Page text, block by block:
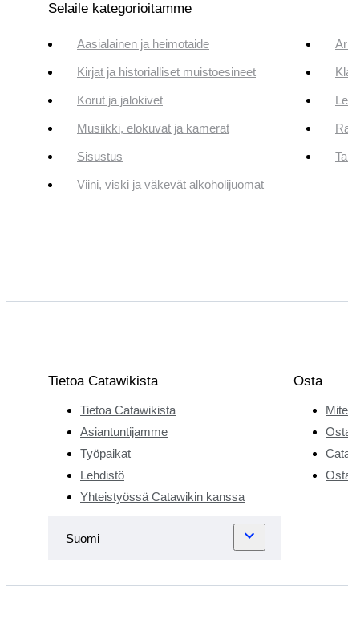
Selaile kategorioitamme
Aasialainen ja heimotaide
Kirjat ja historialliset muistoesineet
Korut ja jalokivet
Musiikki, elokuvat ja kamerat
Sisustus
Viini, viski ja väkevät alkoholijuomat
Tietoa Catawikista
Tietoa Catawikista
Asiantuntijamme
Työpaikat
Lehdistö
Yhteistyössä Catawikin kanssa
Osta